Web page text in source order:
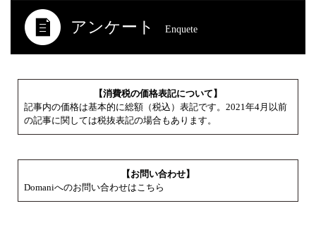
アンケート Enquete
【消費税の価格表記について】
記事内の価格は基本的に総額（税込）表記です。2021年4月以前
の記事に関しては税抜表記の場合もあります。
【お問い合わせ】
Domaniへのお問い合わせはこちら